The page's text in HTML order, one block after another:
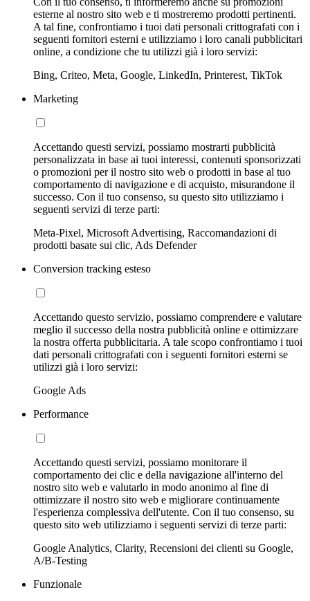
esterne al nostro sito web e ti mostreremo prodotti pertinenti.
A tal fine, confrontiamo i tuoi dati personali crittografati con i
seguenti fornitori esterni e utilizziamo i loro canali pubblicitari
online, a condizione che tu utilizzi già i loro servizi:
Bing, Criteo, Meta, Google, LinkedIn, Printerest, TikTok
Marketing
Accettando questi servizi, possiamo mostrarti pubblicità
personalizzata in base ai tuoi interessi, contenuti sponsorizzati
o promozioni per il nostro sito web o prodotti in base al tuo
comportamento di navigazione e di acquisto, misurandone il
successo. Con il tuo consenso, su questo sito utilizziamo i
seguenti servizi di terze parti:
Meta-Pixel, Microsoft Advertising, Raccomandazioni di
prodotti basate sui clic, Ads Defender
Conversion tracking esteso
Accettando questo servizio, possiamo comprendere e valutare
meglio il successo della nostra pubblicità online e ottimizzare
la nostra offerta pubblicitaria. A tale scopo confrontiamo i tuoi
dati personali crittografati con i seguenti fornitori esterni se
utilizzi già i loro servizi:
Google Ads
Performance
Accettando questi servizi, possiamo monitorare il
comportamento dei clic e della navigazione all'interno del
nostro sito web e valutarlo in modo anonimo al fine di
ottimizzare il nostro sito web e migliorare continuamente
l'esperienza complessiva dell'utente. Con il tuo consenso, su
questo sito web utilizziamo i seguenti servizi di terze parti:
Google Analytics, Clarity, Recensioni dei clienti su Google,
A/B-Testing
Funzionale